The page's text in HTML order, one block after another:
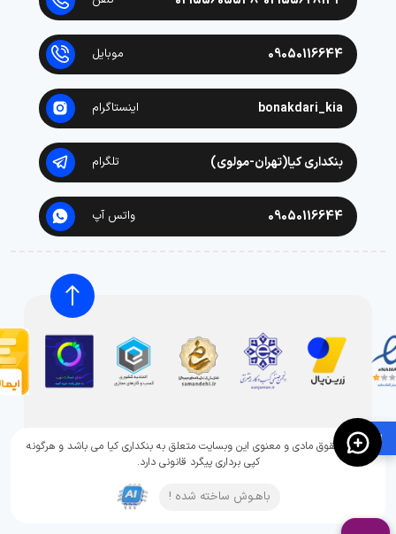
🛍️
09050116644 موبایل
bonakdari_kia اینستاگرام
بنکداری کیا(تهران-مولوی) تلگرام
09050116644 واتس آپ
تمامی حقوق مادی و معنوی این وبسایت متعلق به بنکداری کیا می باشد و هرگونه
کپی برداری پیگرد قانونی دارد.
باهـوش ساخته شده !